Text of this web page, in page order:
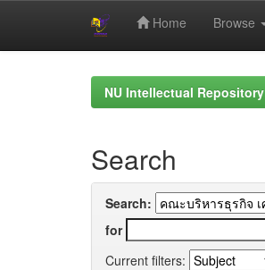
Home Browse
NU Intellectual Repository
Search
Search:
for
Current filters: